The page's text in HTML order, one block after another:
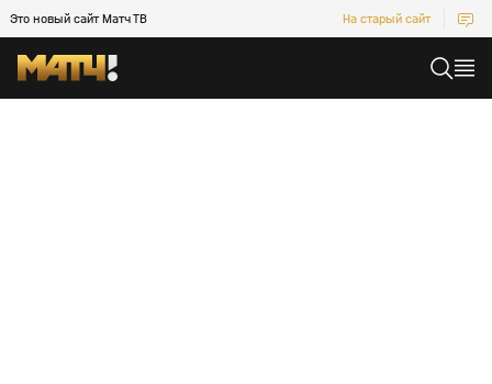
Это новый сайт Матч ТВ На старый сайт